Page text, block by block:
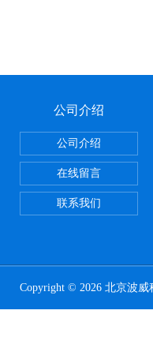
公司介绍
公司介绍
在线留言
联系我们
Copyright © 2026 北京波威